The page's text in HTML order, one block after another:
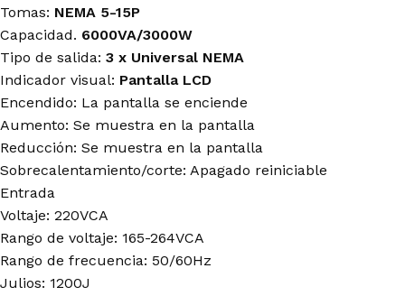
Tomas: NEMA 5-15P
Capacidad. 6000VA/3000W
Tipo de salida: 3 x Universal NEMA
Indicador visual: Pantalla LCD
Encendido: La pantalla se enciende
Aumento: Se muestra en la pantalla
Reducción: Se muestra en la pantalla
Sobrecalentamiento/corte: Apagado reiniciable
Entrada
Voltaje: 220VCA
Rango de voltaje: 165-264VCA
Rango de frecuencia: 50/60Hz
Julios: 1200J